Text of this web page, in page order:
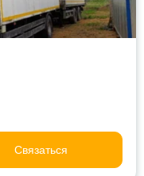
Связаться